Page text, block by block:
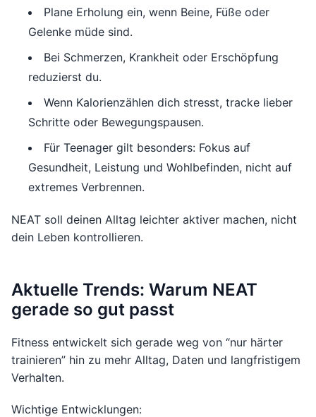
Plane Erholung ein, wenn Beine, Füße oder
Gelenke müde sind.
Bei Schmerzen, Krankheit oder Erschöpfung
reduzierst du.
Wenn Kalorienzählen dich stresst, tracke lieber
Schritte oder Bewegungspausen.
Für Teenager gilt besonders: Fokus auf
Gesundheit, Leistung und Wohlbefinden, nicht auf
extremes Verbrennen.
NEAT soll deinen Alltag leichter aktiver machen, nicht
dein Leben kontrollieren.
Aktuelle Trends: Warum NEAT
gerade so gut passt
Fitness entwickelt sich gerade weg von “nur härter
trainieren” hin zu mehr Alltag, Daten und langfristigem
Verhalten.
Wichtige Entwicklungen: